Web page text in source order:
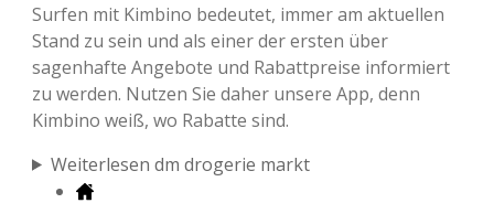
Surfen mit Kimbino bedeutet, immer am aktuellen
Stand zu sein und als einer der ersten über
sagenhafte Angebote und Rabattpreise informiert
zu werden. Nutzen Sie daher unsere App, denn
Kimbino weiß, wo Rabatte sind.
Weiterlesen dm drogerie markt